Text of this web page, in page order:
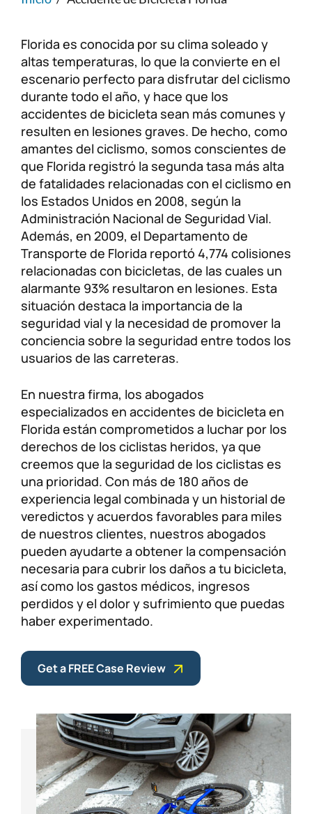
Compensación a trabajadores
Veterans Benefits
Admiralty & Maritime Law
Class Actions
Mass Torts
Carreras
Florida es conocida por su clima soleado y
altas temperaturas, lo que la convierte en el
escenario perfecto para disfrutar del ciclismo
durante todo el año, y hace que los
accidentes de bicicleta sean más comunes y
resulten en lesiones graves. De hecho, como
amantes del ciclismo, somos conscientes de
que Florida registró la segunda tasa más alta
de fatalidades relacionadas con el ciclismo en
los Estados Unidos en 2008, según la
Administración Nacional de Seguridad Vial.
Además, en 2009, el Departamento de
Transporte de Florida reportó 4,774 colisiones
relacionadas con bicicletas, de las cuales un
alarmante 93% resultaron en lesiones. Esta
situación destaca la importancia de la
seguridad vial y la necesidad de promover la
conciencia sobre la seguridad entre todos los
usuarios de las carreteras.
En nuestra firma, los abogados
especializados en accidentes de bicicleta en
Florida están comprometidos a luchar por los
derechos de los ciclistas heridos, ya que
creemos que la seguridad de los ciclistas es
una prioridad. Con más de 180 años de
experiencia legal combinada y un historial de
veredictos y acuerdos favorables para miles
de nuestros clientes, nuestros abogados
pueden ayudarte a obtener la compensación
necesaria para cubrir los daños a tu bicicleta,
así como los gastos médicos, ingresos
perdidos y el dolor y sufrimiento que puedas
haber experimentado.
Get a FREE Case Review